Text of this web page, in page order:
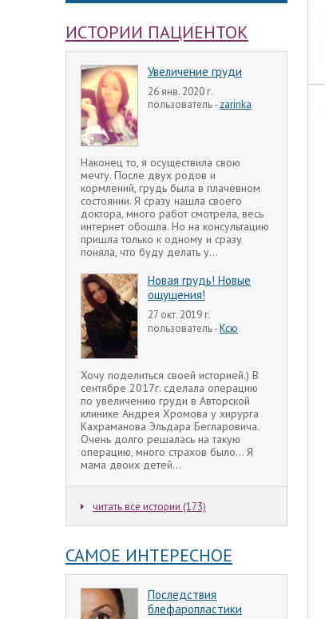
ИСТОРИИ ПАЦИЕНТОК
Увеличение груди
26 янв. 2020 г.
пользователь - zarinka
Наконец то, я осуществила свою
мечту. После двух родов и
кормлений, грудь была в плачевном
состоянии. Я сразу нашла своего
доктора, много работ смотрела, весь
интернет обошла. Но на консультацию
пришла только к одному и сразу
поняла, что буду делать у...
Новая грудь! Новые
ощущения!
27 окт. 2019 г.
пользователь -Ксю
Хочу поделиться своей историей.) В
сентябре 2017г. сделала операцию
по увеличению груди в Авторской
клинике Андрея Хромова у хирурга
Кахраманова Эльдара Бегларовича.
Очень долго решалась на такую
операцию, много страхов было... Я
мама двоих детей...
читать все истории (173)
САМОЕ ИНТЕРЕСНОЕ
Последствия
блефаропластики